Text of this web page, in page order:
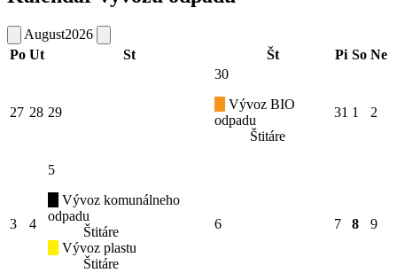
August2026
Po Ut St Št Pi So Ne
27 28 29
30
Vývoz BIO
odpadu
Štitáre
31 1 2
3 4
5
Vývoz komunálneho
odpadu
Štitáre
Vývoz plastu
Štitáre
6 7 8 9